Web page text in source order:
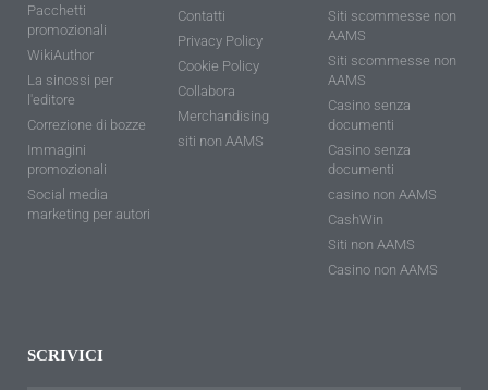
Pacchetti
promozionali
WikiAuthor
La sinossi per
l'editore
Correzione di bozze
Immagini
promozionali
Social media
marketing per autori
Contatti
Privacy Policy
Cookie Policy
Collabora
Merchandising
siti non AAMS
Siti scommesse non
AAMS
Siti scommesse non
AAMS
Casino senza
documenti
Casino senza
documenti
casino non AAMS
CashWin
Siti non AAMS
Casino non AAMS
SCRIVICI